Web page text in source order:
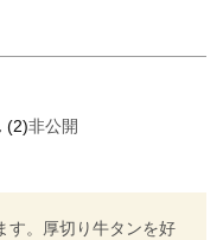
2 非公開
す。厚切り牛タンを好